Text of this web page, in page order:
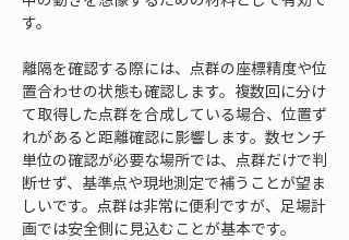
す。
離隔を確認する際には、点群の座標精度や位
置合わせの状態も確認します。複数回に分け
て取得した点群を合成している場合、位置ず
れがあると距離確認に影響します。数センチ
単位の確認が必要な場所では、点群だけで判
断せず、基準点や現地測定で補うことが望ま
しいです。点群は非常に便利ですが、足場計
画では安全側に見込むことが基本です。